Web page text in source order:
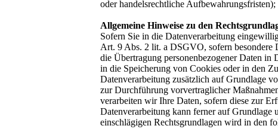
oder handelsrechtliche
Allgemeine Hinweise zu den
Sofern Sie in die Datenverarbeitung
Art. 9 Abs. 2 lit. a DSGVO, sofern
die Übertragung personenbezogener Daten
in die Speicherung von Cookies oder in den
Datenverarbeitung zusätzlich auf Grundlage
zur Durchführung vorvertraglicher
verarbeiten wir Ihre Daten, sofern diese zur
Datenverarbeitung kann ferner auf
einschlägigen Rechtsgrundlagen wird in den